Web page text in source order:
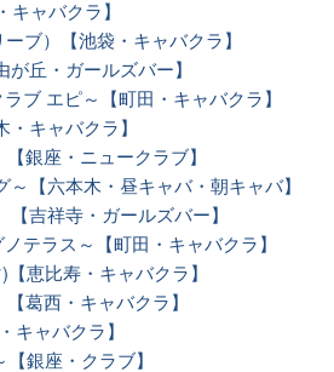
キャバクラ】
ブ）【池袋・キャバクラ】
丘・ガールズバー】
ブ エピ～【町田・キャバクラ】
・キャバクラ】
銀座・ニュークラブ】
～【六本木・昼キャバ・朝キャバ】
【吉祥寺・ガールズバー】
テラス～【町田・キャバクラ】
恵比寿・キャバクラ】
葛西・キャバクラ】
キャバクラ】
銀座・クラブ】